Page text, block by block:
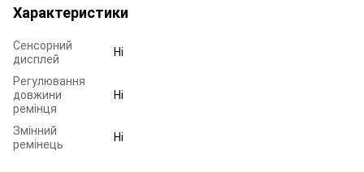
Характеристики
Сенсорний
дисплей
Ні
Регулювання
довжини
ремінця
Ні
Змінний
ремінець
Ні